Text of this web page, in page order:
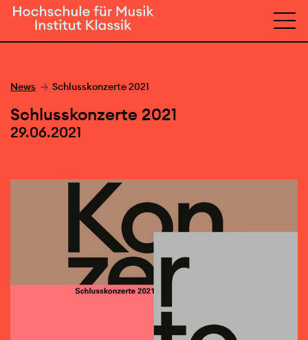
News Schlusskonzerte 2021
Schlusskonzerte 2021
29.06.2021